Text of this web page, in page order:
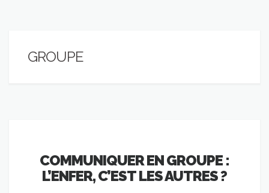
GROUPE
COMMUNIQUER EN GROUPE :
L’ENFER, C’EST LES AUTRES ?